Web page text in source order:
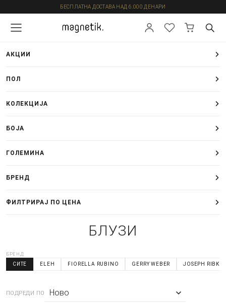
БЕСПЛАТНА ДОСТАВА НАД 6.000 ДЕНАРИ
АКЦИИ
ПОЛ
КОЛЕКЦИЈА
БОЈА
ГОЛЕМИНА
БРЕНД
ФИЛТРИРАЈ ПО ЦЕНА
БЛУЗИ
БРЕНД:
СИТЕ ELEH FIORELLA RUBINO GERRY WEBER JOSEPH
ПОДРЕДИ ПО